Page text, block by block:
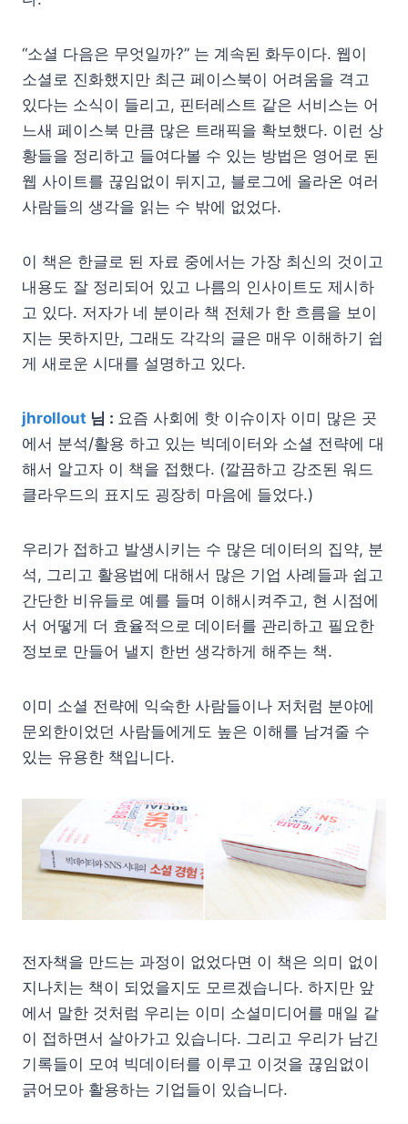
“소셜 다음은 무엇일까?” 는 계속된 화두이다. 웹이
소셜로 진화했지만 최근 페이스북이 어려움을 격고
있다는 소식이 들리고, 핀터레스트 같은 서비스는 어
느새 페이스북 만큼 많은 트래픽을 확보했다. 이런 상
황들을 정리하고 들여다볼 수 있는 방법은 영어로 된
웹 사이트를 끊임없이 뒤지고, 블로그에 올라온 여러
사람들의 생각을 읽는 수 밖에 없었다.
이 책은 한글로 된 자료 중에서는 가장 최신의 것이고
내용도 잘 정리되어 있고 나름의 인사이트도 제시하
고 있다. 저자가 네 분이라 책 전체가 한 흐름을 보이
지는 못하지만, 그래도 각각의 글은 매우 이해하기 쉽
게 새로운 시대를 설명하고 있다.
jhrollout 님 : 요즘 사회에 핫 이슈이자 이미 많은 곳
에서 분석/활용 하고 있는 빅데이터와 소셜 전략에 대
해서 알고자 이 책을 접했다. (깔끔하고 강조된 워드
클라우드의 표지도 굉장히 마음에 들었다.)
우리가 접하고 발생시키는 수 많은 데이터의 집약, 분
석, 그리고 활용법에 대해서 많은 기업 사례들과 쉽고
간단한 비유들로 예를 들며 이해시켜주고, 현 시점에
서 어떻게 더 효율적으로 데이터를 관리하고 필요한
정보로 만들어 낼지 한번 생각하게 해주는 책.
이미 소셜 전략에 익숙한 사람들이나 저처럼 분야에
문외한이었던 사람들에게도 높은 이해를 남겨줄 수
있는 유용한 책입니다.
전자책을 만드는 과정이 없었다면 이 책은 의미 없이
지나치는 책이 되었을지도 모르겠습니다. 하지만 앞
에서 말한 것처럼 우리는 이미 소셜미디어를 매일 같
이 접하면서 살아가고 있습니다. 그리고 우리가 남긴
기록들이 모여 빅데이터를 이루고 이것을 끊임없이
긁어모아 활용하는 기업들이 있습니다.